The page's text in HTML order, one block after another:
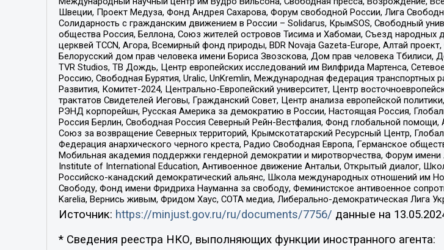
Швеции, Проект Медуза, Фонд Андрея Сахарова, Форум свободной России, Лига
Солидарность с гражданским движением в России – Solidarus, КрымSOS, Свободный
общества Россия, Беллона, Союз жителей островов Тисима и Хабомаи, Съезд народных
церквей TCCN, Агора, Всемирный фонд природы, BDR Novaja Gazeta-Europe, Алтай
Белорусский дом прав человека имени Бориса Звозскова, Дом прав человека
TVR Studios, ТВ Дождь, Центр европейских исследований им Вилфрида Мартенса,
Россию, Свободная Бурятия, Uralic, UnKremlin, Международная федерация
Развития, Комитет-2024, Центрально-Европейский университет, Центр
трактатов Свидетелей Иеговы, Гражданский Совет, Центр анализа европейской
РЭНД корпорейшн, Русская Америка за демократию в России, Настоящая Россия,
Россия Берлин, Свободная Россия Северный Рейн-Вестфалия, Фонд глобальной помощи,
Союз за возвращение Северных территорий, Крымскотатарский Ресурсный Центр,
Федерация анархического черного креста, Радио Свободная Европа, Германское
Мобильная академия поддержки гендерной демократии и миротворчества, Форум
Institute of International Education, Антивоенное движение Антальи, Открытый диалог,
Российско-канадский демократический альянс, Школа международных отношений им
Свободу, Фонд имени Фридриха Науманна за свободу, Феминистское антивоенное
Karelia, Вернись живым, Фридом Хаус, СОТА медиа, Либерально-демократическая Лига
Источник: https://minjust.gov.ru/ru/documents/7756/ данные на
* Сведения реестра НКО, выполняющих функции иностранного агента: